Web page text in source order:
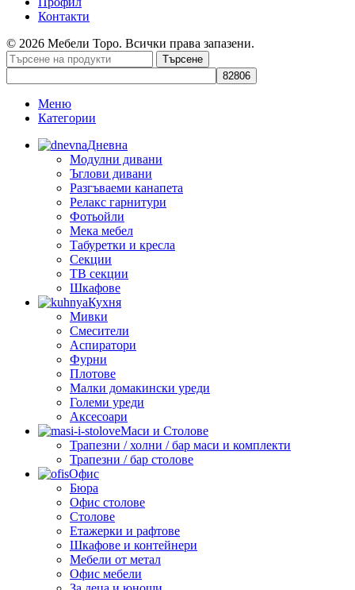
Контакти
© 2026 Мебели Торо. Всички права запазени.
Търсене
Меню
Категории
Дневна
Модулни дивани
Ъглови дивани
Разгъваеми канапета
Релакс гарнитури
Фотьойли
Мека мебел
Табуретки и кресла
Секции
ТВ секции
Шкафове
Кухня
Мивки
Смесители
Аспиратори
Фурни
Плотове
Малки домакински уреди
Големи уреди
Аксесоари
Маси и Столове
Трапезни / холни / бар маси и комплекти
Трапезни / бар столове
Офис
Бюра
Офис столове
Столове
Етажерки и рафтове
Шкафове и контейнери
Мебели от метал
Офис мебели